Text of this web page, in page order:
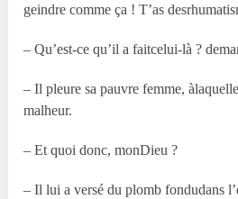
geindre comme ça ! T’as
– Qu’est-ce qu’il a faitcelui-là ?
– Il pleure sa pauvre femme,
malheur.
– Et quoi donc, monDieu ?
– Il lui a versé du plomb fondudans